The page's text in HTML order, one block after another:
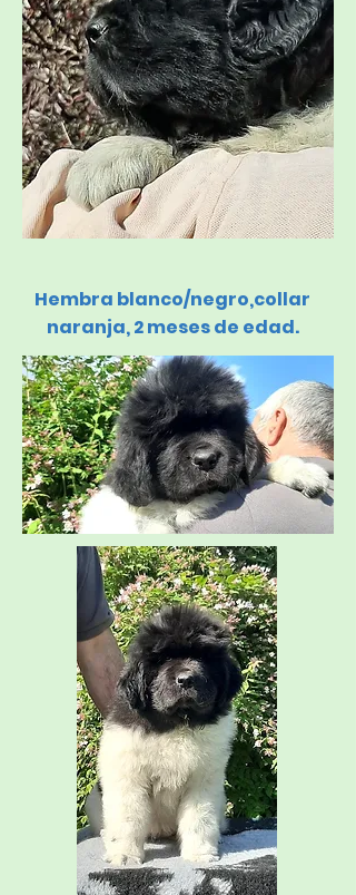
Hembra blanco/negro,collar
naranja, 2 meses de edad.